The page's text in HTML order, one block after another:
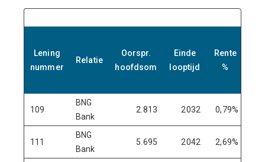
Lening
nummer
Relatie
Oorspr.
hoofdsom
Einde
looptijd
Rente
%
109
BNG
Bank
2.813 2032 0,79%
111
BNG
Bank
5.695 2042 2,69%